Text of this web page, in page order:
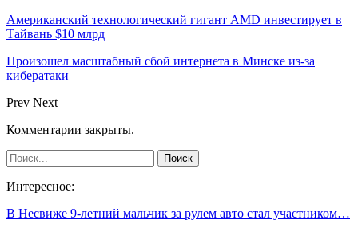
Американский технологический гигант AMD инвестирует в
Тайвань $10 млрд
Произошел масштабный сбой интернета в Минске из-за
кибератаки
Prev Next
Комментарии закрыты.
Интересное:
В Несвиже 9-летний мальчик за рулем авто стал участником…